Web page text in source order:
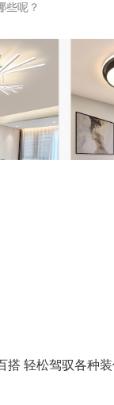
些呢？
搭 轻松驾驭各种